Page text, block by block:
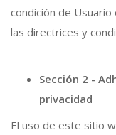
condición de
las directrices y
Sección 2 -
privacidad
El uso de este sitio